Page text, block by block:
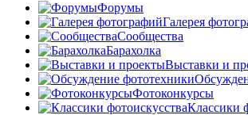
Форумы
Галерея
Сообщества
Барахолка
Выставки и
Фотоконкурсы
Классики